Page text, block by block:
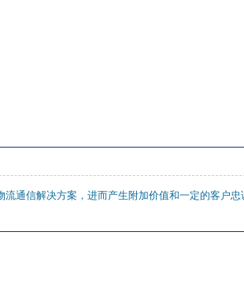
通信解决方案，进而产生附加价值和一定的客户